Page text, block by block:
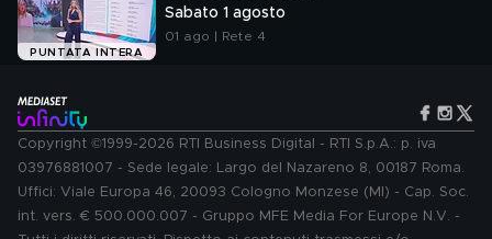
PUNTATA INTERA
Sabato 1 agosto
01 ago | Rete 4
Copyright ©1999-2026 RTI Business Digital - RTI S.p.A.: p. iva
03976881007 - Sede legale: Largo del Nazareno 8, 00187 Roma.
Uffici: Viale Europa 46, 20093 Cologno Monzese (MI) - Cap. Soc.
int. vers. € 500.000.007 - Gruppo MFE Media For Europe N.V. -